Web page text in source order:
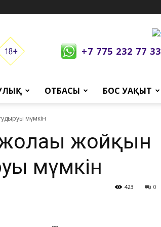
+7 775 232 77 33
ОТБАСЫ БОС УАҚЫТ
мүмкін
жойқын
мүмкін
0
423